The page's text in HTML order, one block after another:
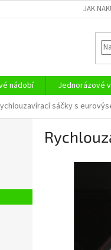
JAK
nádobí Jednorázové
sáčky s